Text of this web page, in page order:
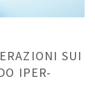
SUI
IPER-